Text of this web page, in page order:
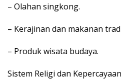
– Olahan singkong.
– Kerajinan dan makanan
– Produk wisata budaya.
Sistem Religi dan Kepercayaan